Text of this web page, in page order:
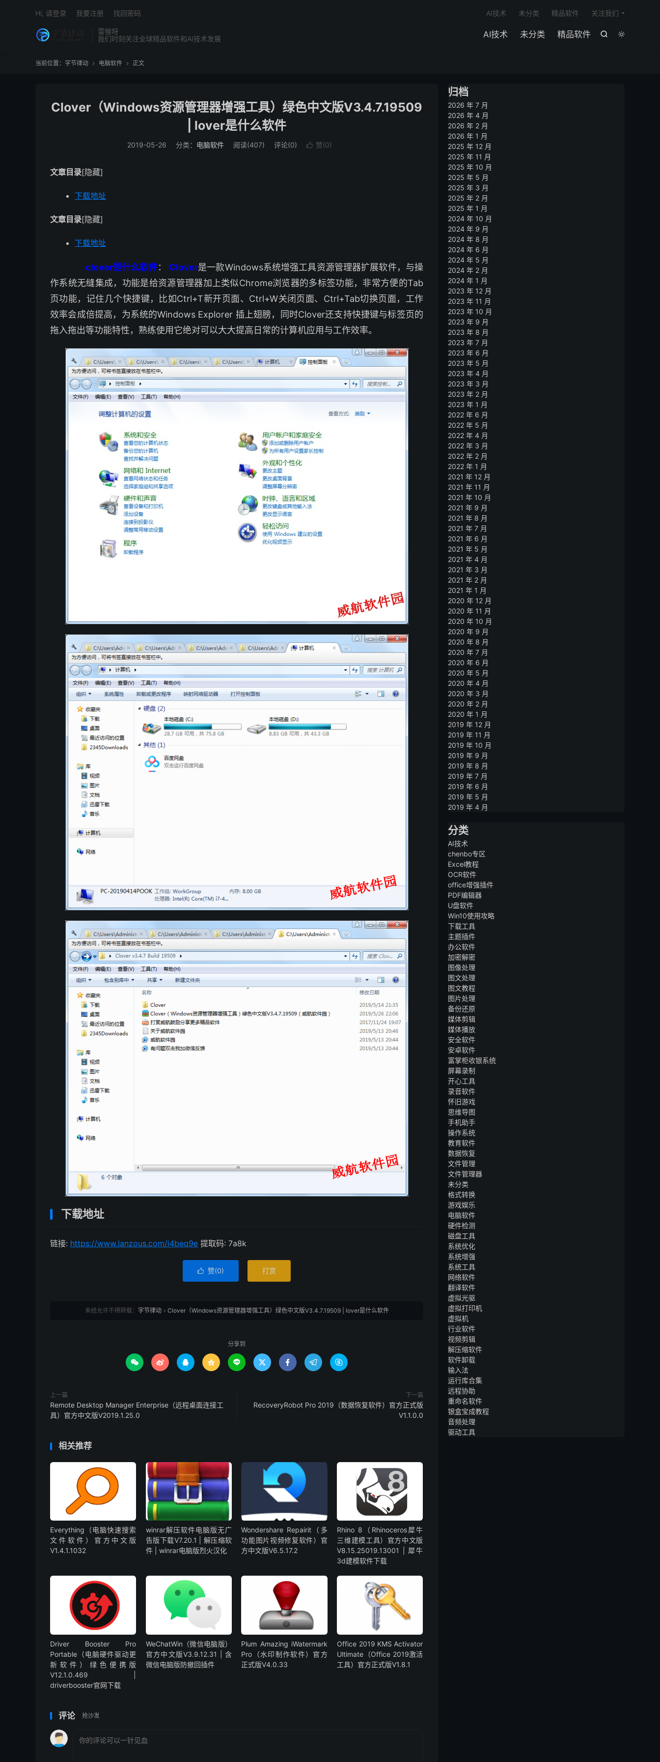
雷猴呀
我们时刻关注全球精品软件和AI技术发展


AI技术 未分类 精品软件
AI技术 未分类 精品软件 关注我们
Hi, 请登录 我要注册 找回密码
当前位置： 字节律动  电脑软件  正文
Clover（Windows资源管理器增强工具）绿色中文版V3.4.7.19509
| lover是什么软件
2019-05-26 分类： 电脑软件 阅读(407) 评论(0)  赞(0)
文章目录[隐藏]
下载地址
文章目录[隐藏]
下载地址
clover是什么软件： Clover是一款Windows系统增强工具资源管理器扩展软件，与操
作系统无缝集成，功能是给资源管理器加上类似Chrome浏览器的多标签功能，非常方便的Tab
页功能，记住几个快捷键，比如Ctrl+T新开页面、Ctrl+W关闭页面、Ctrl+Tab切换页面，工作
效率会成倍提高，为系统的Windows Explorer 插上翅膀，同时Clover还支持快捷键与标签页的
拖入拖出等功能特性，熟练使用它绝对可以大大提高日常的计算机应用与工作效率。
下载地址
链接: https://www.lanzous.com/i4beq9e 提取码: 7a8k
 赞(0) 打赏
未经允许不得转载： 字节律动» Clover（Windows资源管理器增强工具）绿色中文版V3.4.7.19509 | lover是什么软件
分享到
        
上一篇
Remote Desktop Manager Enterprise（远程桌面连接工
具）官方中文版V2019.1.25.0
下一篇
RecoveryRobot Pro 2019（数据恢复软件）官方正式版
V1.1.0.0
相关推荐
Everything（电脑快速搜索
文件软件）官方中文版
V1.4.1.1032
winrar解压软件电脑版无广
告版下载V7.20.1 | 解压缩软
件 | winrar电脑版烈火汉化
Wondershare Repairit（多
功能图片视频修复软件）官
方中文版V6.5.17.2
Rhino 8（Rhinoceros犀牛
三维建模工具）官方中文版
V8.15.25019.13001 | 犀牛
3d建模软件下载
Driver Booster Pro
Portable（电脑硬件驱动更
新软件）绿色便携版
V12.1.0.469 |
driverbooster官网下载
WeChatWin（微信电脑版）
官方中文版V3.9.12.31 | 含
微信电脑版防撤回插件
Plum Amazing iWatermark
Pro（水印制作软件）官方
正式版V4.0.33
Office 2019 KMS Activator
Ultimate（Office 2019激活
工具）官方正式版V1.8.1
评论 抢沙发
归档
2026 年 7 月
2026 年 4 月
2026 年 2 月
2026 年 1 月
2025 年 12 月
2025 年 11 月
2025 年 10 月
2025 年 5 月
2025 年 3 月
2025 年 2 月
2025 年 1 月
2024 年 10 月
2024 年 9 月
2024 年 8 月
2024 年 6 月
2024 年 5 月
2024 年 2 月
2024 年 1 月
2023 年 12 月
2023 年 11 月
2023 年 10 月
2023 年 9 月
2023 年 8 月
2023 年 7 月
2023 年 6 月
2023 年 5 月
2023 年 4 月
2023 年 3 月
2023 年 2 月
2023 年 1 月
2022 年 6 月
2022 年 5 月
2022 年 4 月
2022 年 3 月
2022 年 2 月
2022 年 1 月
2021 年 12 月
2021 年 11 月
2021 年 10 月
2021 年 9 月
2021 年 8 月
2021 年 7 月
2021 年 6 月
2021 年 5 月
2021 年 4 月
2021 年 3 月
2021 年 2 月
2021 年 1 月
2020 年 12 月
2020 年 11 月
2020 年 10 月
2020 年 9 月
2020 年 8 月
2020 年 7 月
2020 年 6 月
2020 年 5 月
2020 年 4 月
2020 年 3 月
2020 年 2 月
2020 年 1 月
2019 年 12 月
2019 年 11 月
2019 年 10 月
2019 年 9 月
2019 年 8 月
2019 年 7 月
2019 年 6 月
2019 年 5 月
2019 年 4 月
分类
AI技术
chenbo专区
Excel教程
OCR软件
office增强插件
PDF编辑器
U盘软件
Win10使用攻略
下载工具
主题插件
办公软件
加密解密
图像处理
图文处理
图文教程
图片处理
备份还原
媒体剪辑
媒体播放
安全软件
安卓软件
富掌柜收银系统
屏幕录制
开心工具
录音软件
怀旧游戏
思维导图
手机助手
操作系统
教育软件
数据恢复
文件管理
文件管理器
未分类
格式转换
游戏娱乐
电脑软件
硬件检测
磁盘工具
系统优化
系统增强
系统工具
网络软件
翻译软件
虚拟光驱
虚拟打印机
虚拟机
行业软件
视频剪辑
解压缩软件
软件卸载
输入法
运行库合集
远程协助
重命名软件
银盒宝成教程
音频处理
驱动工具